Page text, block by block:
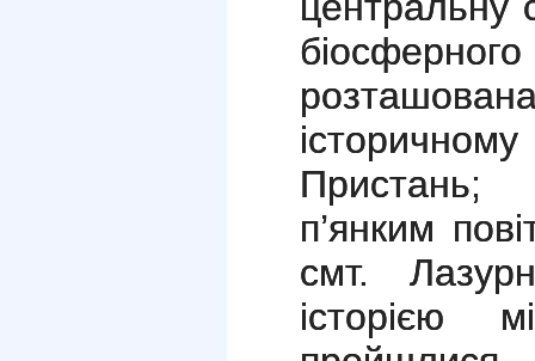
Пристань;
п’янким
смт.
історією